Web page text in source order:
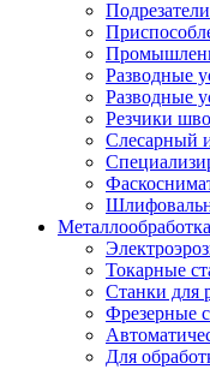
Подрезатели
Разводные
Разводные
Резчики
Слесарный
Металлообработка
Токарные
Станки для
Фрезерные
Для